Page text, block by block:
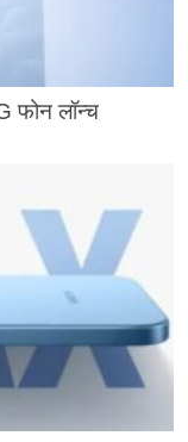
फोन लॉन्च